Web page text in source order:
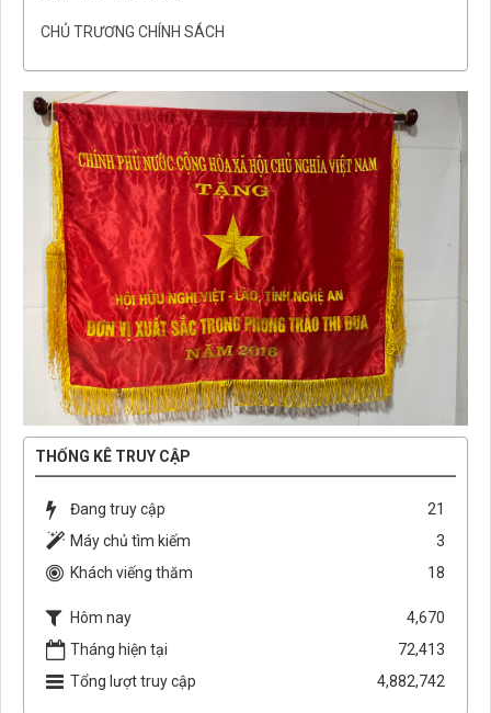
CHỦ TRƯƠNG CHÍNH SÁCH
THỐNG KÊ TRUY CẬP
Đang truy cập
21
Máy chủ tìm kiếm
3
Khách viếng thăm
18
Hôm nay
4,670
Tháng hiện tại
72,413
Tổng lượt truy cập
4,882,742